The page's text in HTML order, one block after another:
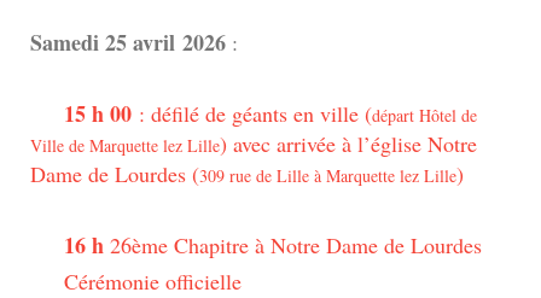
Samedi 25 avril 2026 :
15 h 00 : défilé de géants en ville (départ Hôtel de
Ville de Marquette lez Lille) avec arrivée à l’église Notre
Dame de Lourdes (309 rue de Lille à Marquette lez Lille)
16 h 26ème Chapitre à Notre Dame de Lourdes
Cérémonie officielle